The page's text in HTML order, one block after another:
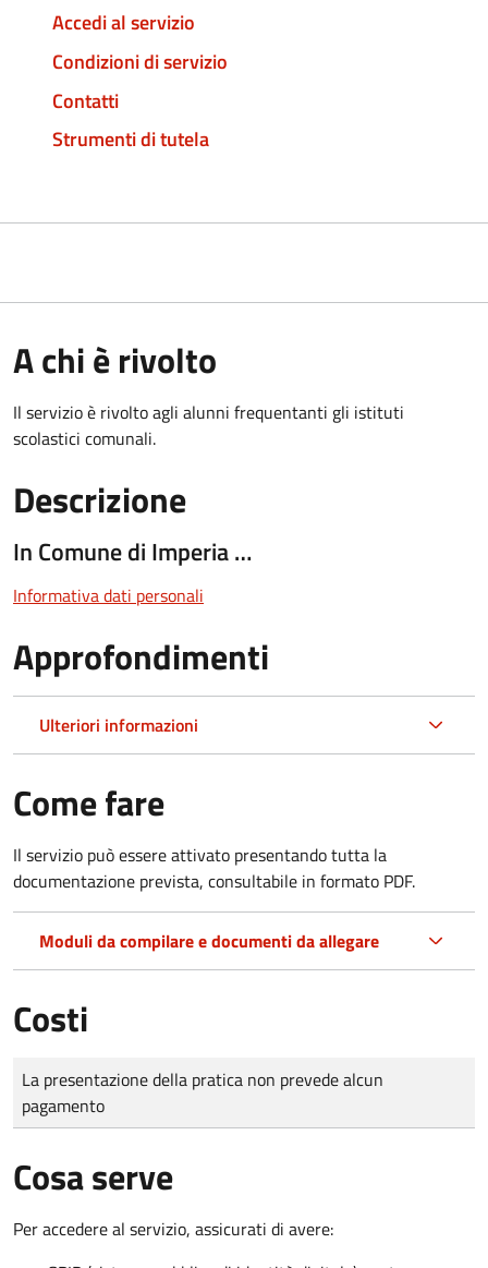
Accedi al servizio
Condizioni di servizio
Contatti
Strumenti di tutela
A chi è rivolto
Il servizio è rivolto agli alunni frequentanti gli istituti
scolastici comunali.
Descrizione
In Comune di Imperia …
Informativa dati personali
Approfondimenti
Ulteriori informazioni
Come fare
Il servizio può essere attivato presentando tutta la
documentazione prevista, consultabile in formato PDF.
Moduli da compilare e documenti da allegare
Costi
Tipo di pagamento
Importo
La presentazione della pratica non prevede alcun
pagamento
Cosa serve
Per accedere al servizio, assicurati di avere: